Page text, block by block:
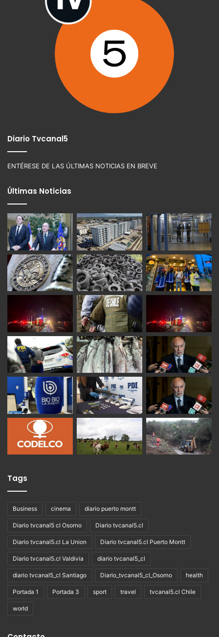
Diario Tvcanal5
ENTÉRESE DE LAS ÚLTIMAS NOTICIAS EN BREVE
Últimas Noticias
Tags
Business cinema diario puerto montt
Diario tvcanal5 cl Osorno Diario tvcanal5.cl
Diario tvcanal5.cl La Union Diario tvcanal5.cl Puerto Montt
Diario tvcanal5.cl Valdivia diario tvcanal5_cl
diario tvcanal5_cl Santiago Diario_tvcanal5_cl_Osorno health
Portada 1 Portada 3 sport travel tvcanal5.cl Chile
world